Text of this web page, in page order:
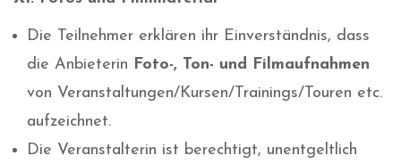
Die Teilnehmer erklären ihr Einverständnis, dass
die Anbieterin Foto-, Ton- und Filmaufnahmen
von Veranstaltungen/Kursen/Trainings/Touren etc.
aufzeichnet.
Die Veranstalterin ist berechtigt, unentgeltlich